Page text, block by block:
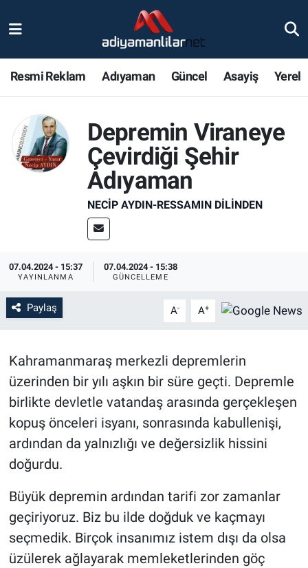
Resmi Reklam Adıyaman Güncel Asayiş Yerel
Depremin Viraneye
Çevirdiği Şehir
Adıyaman
NECIP AYDIN-RESSAMIN DILINDEN
07.04.2024 - 15:37
YAYINLANMA
07.04.2024 - 15:38
GÜNCELLEME
Paylaş A- A+
Kahramanmaraş merkezli depremlerin
üzerinden bir yılı aşkın bir süre geçti. Depremle
birlikte devletle vatandaş arasında gerçekleşen
kopuş önceleri isyanı, sonrasında kabullenişi,
ardından da yalnızlığı ve değersizlik hissini
doğurdu.
Büyük depremin ardından tarifi zor zamanlar
geçiriyoruz. Biz bu ilde doğduk ve kaçmayı
seçmedik. Birçok insanımız istem dışı da olsa
üzülerek ağlayarak memleketlerinden göç
Röportajlar
Magazin
Bölge Haberleri
Asayiş
Sağlık
Kültür Sanat
Eğitim
Ekonomi
Yaşam
Çevre
BİLİM VE TEKNOLOJİ
Nöbetçi Eczaneler
Adiyaman Namaz Vakitleri
Trafik Durumu
Süper Lig Puan Durumu ve Fikstür
Tüm Manşetler
Son Dakika Haberleri
Haber Arşivi